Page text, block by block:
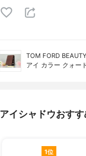
TOM FORD
アイ カラー クォー
アイシャドウおす
1位